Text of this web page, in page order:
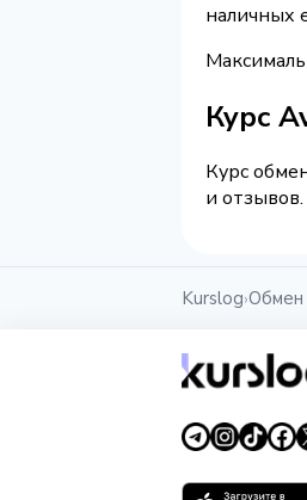
наличных
Курс
Курс
и отзывов.
Kurslog›Обмен